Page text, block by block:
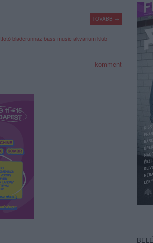
TOVÁBB →
bladerunnaz bass music akvárium klub
komment